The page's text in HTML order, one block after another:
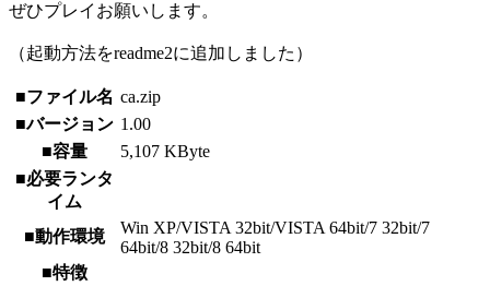
ぜひプレイお願いします。
（起動方法をreadme2に追加しました）
■ファイル名 ca.zip
■バージョン 1.00
■容量
5,107 KByte
■必要ランタ
イム
■動作環境
Win XP/VISTA 32bit/VISTA 64bit/7 32bit/7
64bit/8 32bit/8 64bit
■特徴